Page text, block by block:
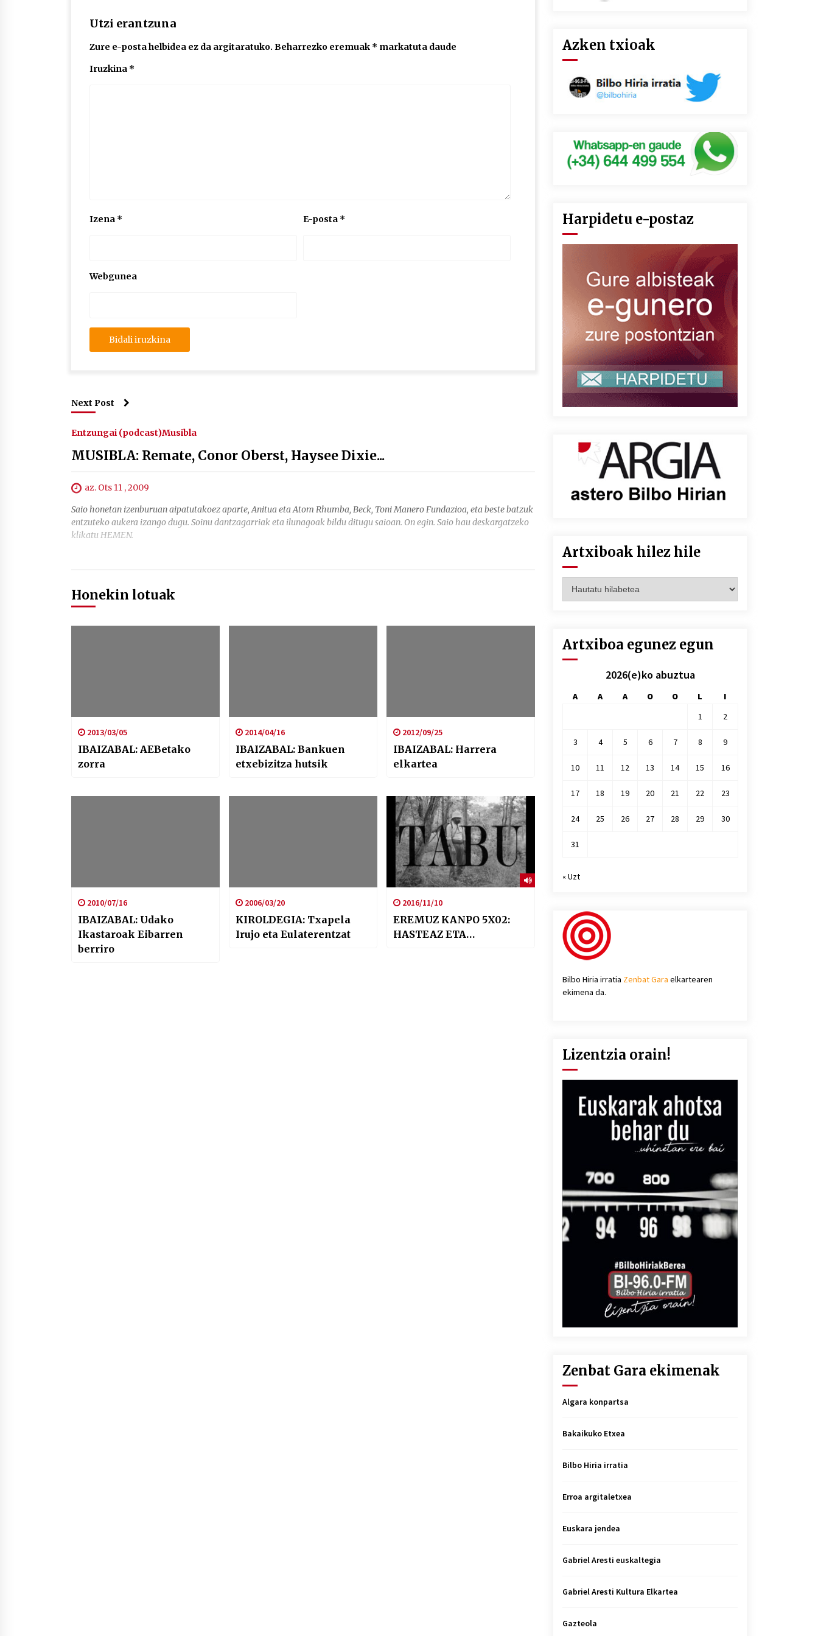
Utzi erantzuna
Zure e-posta helbidea ez da argitaratuko. Beharrezko eremuak * markatuta daude
Iruzkina *
Izena * E-posta *
Webgunea
Next Post
Entzungai (podcast)Musibla
MUSIBLA: Remate, Conor Oberst, Haysee Dixie...
az. Ots 11 , 2009
Saio honetan izenburuan aipatutakoez aparte, Anitua eta Atom Rhumba, Beck, Toni Manero Fundazioa, eta beste batzuk
entzuteko aukera izango dugu. Soinu dantzagarriak eta ilunagoak bildu ditugu saioan. On egin. Saio hau deskargatzeko
klikatu HEMEN.
Honekin lotuak
2013/03/05
IBAIZABAL: AEBetako
zorra
2014/04/16
IBAIZABAL: Bankuen
etxebizitza hutsik
2012/09/25
IBAIZABAL: Harrera
elkartea
2010/07/16
IBAIZABAL: Udako
Ikastaroak Eibarren
berriro
2006/03/20
KIROLDEGIA: Txapela
Irujo eta Eulaterentzat
2016/11/10
EREMUZ KANPO 5X02:
HASTEAZ ETA…
Azken txioak
Harpidetu e-postaz
Artxiboak hilez hile
hilez
Artxiboa egunez egun
2026(e)ko abuztua
A A A O O L
I
1
2
3 4 5 6 7 8 9
10 11 12 13 14 15 16
17 18 19 20 21 22 23
24 25 26 27 28 29 30
31
« Uzt
Bilbo Hiria irratia Zenbat Gara elkartearen
ekimena da.
Lizentzia orain!
Zenbat Gara ekimenak
Algara konpartsa
Bakaikuko Etxea
Bilbo Hiria irratia
Erroa argitaletxea
Euskara jendea
Gabriel Aresti euskaltegia
Gabriel Aresti Kultura Elkartea
Gazteola